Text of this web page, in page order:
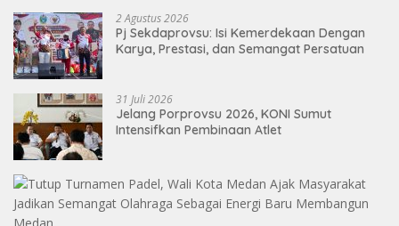
2 Agustus 2026
Pj Sekdaprovsu: Isi Kemerdekaan Dengan
Karya, Prestasi, dan Semangat Persatuan
31 Juli 2026
Jelang Porprovsu 2026, KONI Sumut
Intensifkan Pembinaan Atlet